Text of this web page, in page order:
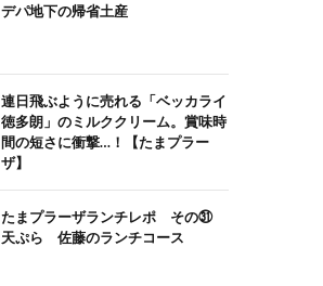
デパ地下の帰省土産
連日飛ぶように売れる「ベッカライ
徳多朗」のミルククリーム。賞味時
間の短さに衝撃…！【たまプラー
ザ】
たまプラーザランチレポ その㉛
天ぷら 佐藤のランチコース